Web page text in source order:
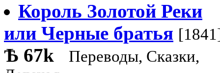
Король Золотой Реки
или Черные братья
Ѣ 67k
Переводы, Сказки,